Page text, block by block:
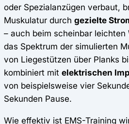
oder Spezialanzügen verbaut,
Muskulatur durch gezielte
– auch beim scheinbar
das Spektrum der simulierten
von Liegestützen über Planks
kombiniert mit elektrischen
von beispielsweise vier
Sekunden Pause.
Wie effektiv ist EMS-Training